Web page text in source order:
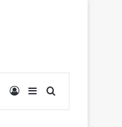
Log InSidebar